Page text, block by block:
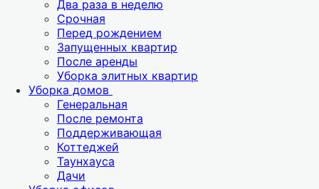
Два раза в неделю
Срочная
Перед рождением
Запущенных квартир
После аренды
Уборка элитных квартир
Уборка домов
Генеральная
После ремонта
Поддерживающая
Коттеджей
Таунхауса
Дачи